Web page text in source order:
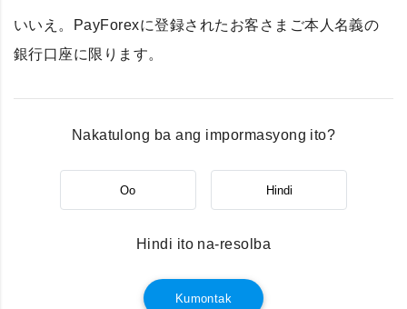
いいえ。PayForexに登録されたお客さまご本人名義の
銀行口座に限ります。
Nakatulong ba ang impormasyong ito?
Oo Hindi
Hindi ito na-resolba
Kumontak